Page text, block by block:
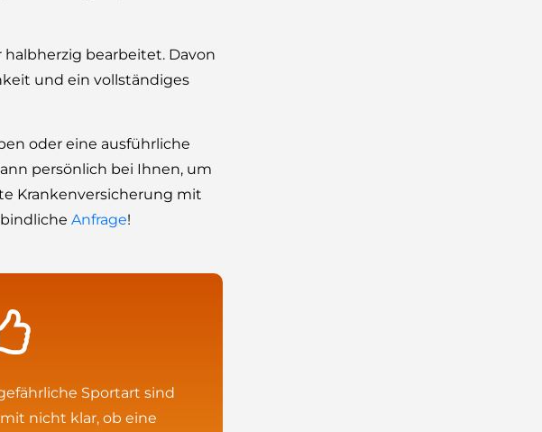
halbherzig bearbeitet. Davon
und ein vollständiges
oder eine ausführliche
persönlich bei Ihnen, um
Krankenversicherung mit
Anfrage!
Sportart sind
nicht klar, ob eine